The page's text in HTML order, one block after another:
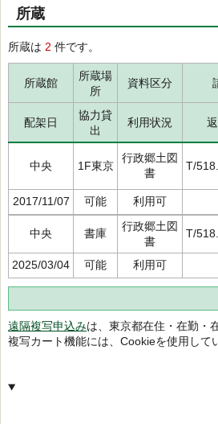
所蔵
所蔵は 2 件です。
所蔵館
所蔵場
所
資料区分
配架日
協力貸
出
利用状況
中央 1F東京
行政郷土図
書
T/
2017/11/07 可能 利用可
中央 書庫
行政郷土図
書
T/
2025/03/04 可能 利用可
遠隔複写申込みは、東京都在住・在勤・
複写カート機能には、Cookieを使用し